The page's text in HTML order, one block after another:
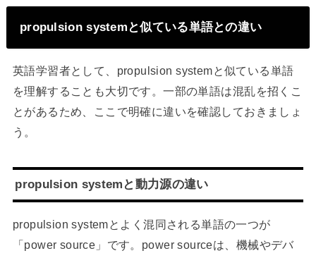
propulsion systemと似ている単語との違い
英語学習者として、propulsion systemと似ている単語
を理解することも大切です。一部の単語は混乱を招くこ
とがあるため、ここで明確に違いを確認しておきましょ
う。
propulsion systemと動力源の違い
propulsion systemとよく混同される単語の一つが
「power source」です。power sourceは、機械やデバ